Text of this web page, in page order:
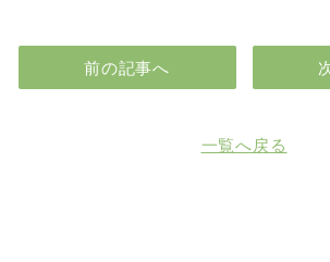
前の記事へ
一覧へ戻る